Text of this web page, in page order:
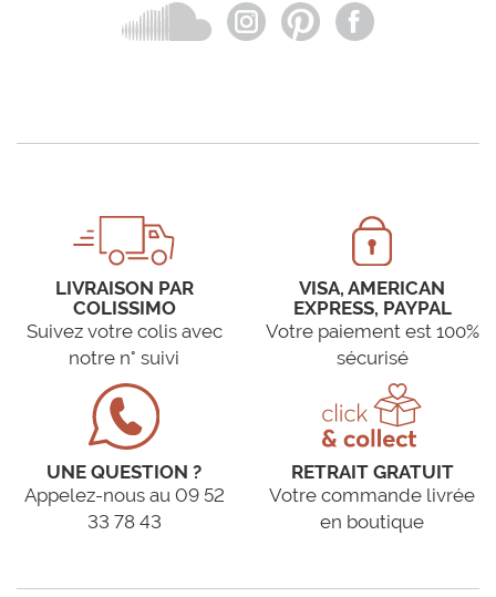
LIVRAISON PAR
COLISSIMO
Suivez votre colis avec
notre n° suivi
VISA, AMERICAN
EXPRESS, PAYPAL
Votre paiement est 100%
sécurisé
UNE QUESTION ?
Appelez-nous au 09 52
33 78 43
RETRAIT GRATUIT
Votre commande livrée
en boutique